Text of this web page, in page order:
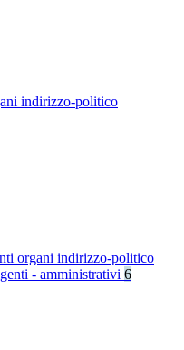
indirizzo-politico
organi indirizzo-politico
- amministrativi 6